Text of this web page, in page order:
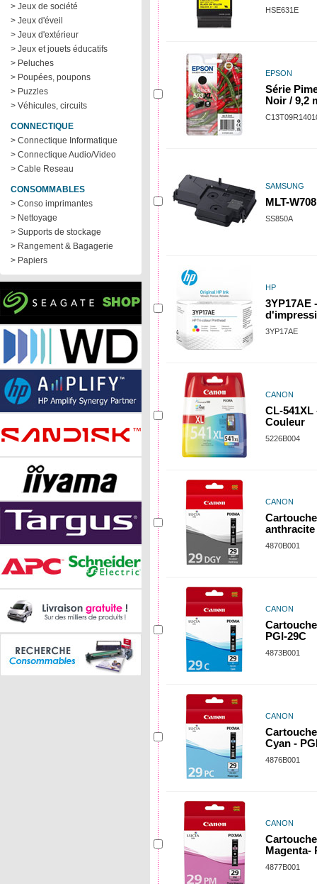
> Jeux de société
> Jeux d'éveil
> Jeux d'extérieur
> Jeux et jouets éducatifs
> Peluches
> Poupées, poupons
> Puzzles
> Véhicules, circuits
CONNECTIQUE
> Connectique Informatique
> Connectique Audio/Video
> Cable Reseau
CONSOMMABLES
> Conso imprimantes
> Nettoyage
> Supports de stockage
> Rangement & Bagagerie
> Papiers
HSE631E
EPSON
Série
Noir / 9,2
SAMSUNG
MLT-W708
SS850A
HP
3YP17AE
3YP17AE
CANON
CL-
Couleur
5226B004
CANON
anthracite
4870B001
CANON
PGI-29C
4873B001
CANON
Cyan -
4876B001
CANON
Magenta-
4877B001